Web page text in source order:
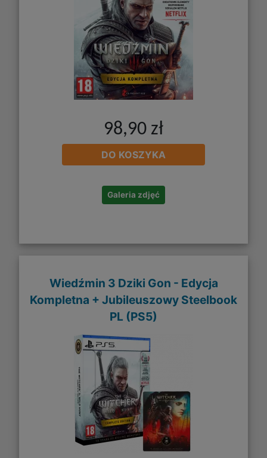
98,90 zł
DO KOSZYKA
Galeria zdjęć
Wiedźmin 3 Dziki Gon - Edycja
Kompletna + Jubileuszowy Steelbook
PL (PS5)